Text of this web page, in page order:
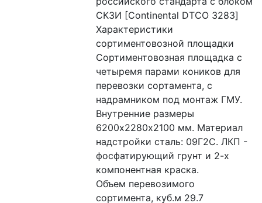
СКЗИ [Continental DTCO 3283]
Характеристики
сортиментовозной площадки
Сортиментовозная площадка с
четыремя парами коников для
перевозки сортамента, с
надрамником под монтаж ГМУ.
Внутренние размеры
6200х2280х2100 мм. Материал
надстройки сталь: 09Г2С. ЛКП -
фосфатирующий грунт и 2-х
компонентная краска.
Объем перевозимого
сортимента, куб.м 29.7